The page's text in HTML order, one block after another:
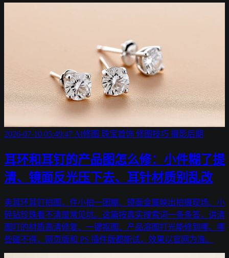
2026-07-10 05:49:47 AI修图 珠宝首饰 修图技巧 摄影后期
耳环和耳钉的产品图怎么修：小件糊了提
清、镜面反光压下去、耳针材质别乱改
卖耳环耳钉拍图，件小拍一团糊、镜面金属映出拍摄现场、小
碎钻珍珠看不清是常见坑。这篇按真实搜索词一条条答，讲清
图叮的材质高清修复、一键抠图、产品溶图打光能修到哪、哪
些碰不得，网页版和 PS 插件版都能试，效果以官网为准。